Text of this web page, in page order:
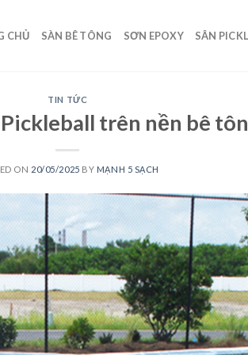
CHỦ SÀN BÊ TÔNG SƠN EPOXY SÂN
TIN TỨC
trên nền bê
ON 20/05/2025 BY MẠNH 5 SẠCH